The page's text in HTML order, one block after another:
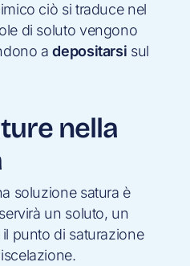
ciò si traduce nel
di soluto vengono
adepositarsi sul
nella
soluzione satura è
un soluto, un
punto di saturazione